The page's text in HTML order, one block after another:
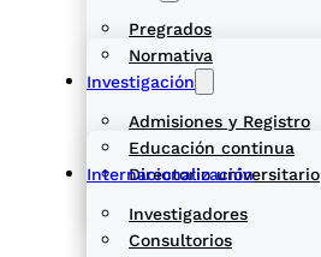
Normativa
Directorio universitario
Pregrados
Educación continua
Admisiones y Registro
Consultorios
Investigación
Investigadores
Internacionalización